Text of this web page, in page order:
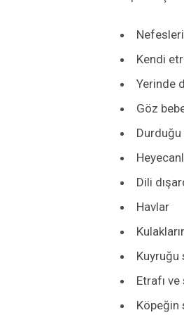
Nefesleri
Kendi
Yerinde
Göz
Dili
Havlar
Kuyruğu
Etrafı
Köpeğin